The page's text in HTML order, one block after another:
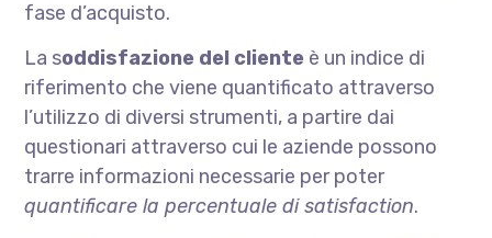
fase d’acquisto.
La soddisfazione del cliente è un indice di
riferimento che viene quantificato attraverso
l’utilizzo di diversi strumenti, a partire dai
questionari attraverso cui le aziende possono
trarre informazioni necessarie per poter
quantificare la percentuale di satisfaction.